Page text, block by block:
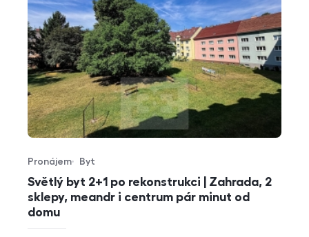
Světlý byt 2+1 po rekonstrukci | Zahrada, 2
sklepy, meandr i centrum pár minut od
domu
Typ nabídky
Pronájem
Typ nemovitosti
Byt